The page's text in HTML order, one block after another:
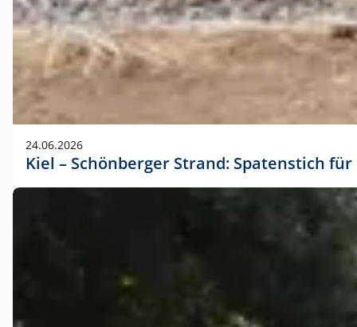
24.06.2026
Kiel – Schönberger Strand: Spatenstich